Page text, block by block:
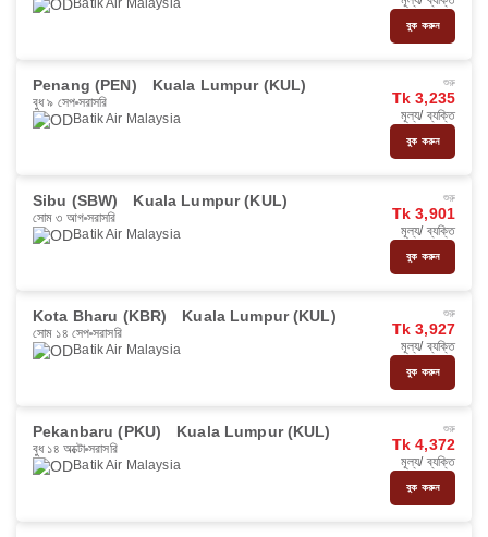
Batik Air Malaysia
বুক করুন
Penang (PEN) Kuala Lumpur (KUL)
বুধ ৯ সেপ সরাসরি
Batik Air Malaysia
শুরু
Tk 3,235
মূল্য/ ব্যক্তি
বুক করুন
Sibu (SBW) Kuala Lumpur (KUL)
সোম ৩ আগ সরাসরি
Batik Air Malaysia
শুরু
Tk 3,901
মূল্য/ ব্যক্তি
বুক করুন
Kota Bharu (KBR) Kuala Lumpur (KUL)
সোম ১৪ সেপ সরাসরি
Batik Air Malaysia
শুরু
Tk 3,927
মূল্য/ ব্যক্তি
বুক করুন
Pekanbaru (PKU) Kuala Lumpur (KUL)
বুধ ১৪ অক্টো সরাসরি
Batik Air Malaysia
শুরু
Tk 4,372
মূল্য/ ব্যক্তি
বুক করুন